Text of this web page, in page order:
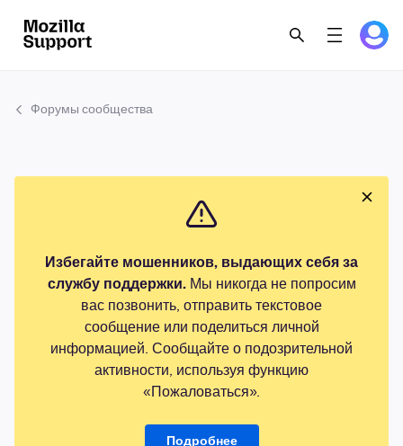
Форумы сообщества
Избегайте мошенников, выдающих себя за
службу поддержки.Мы никогда не попросим
вас позвонить, отправить текстовое
сообщение или поделиться личной
информацией. Сообщайте о подозрительной
активности, используя функцию
«Пожаловаться».
Подробнее